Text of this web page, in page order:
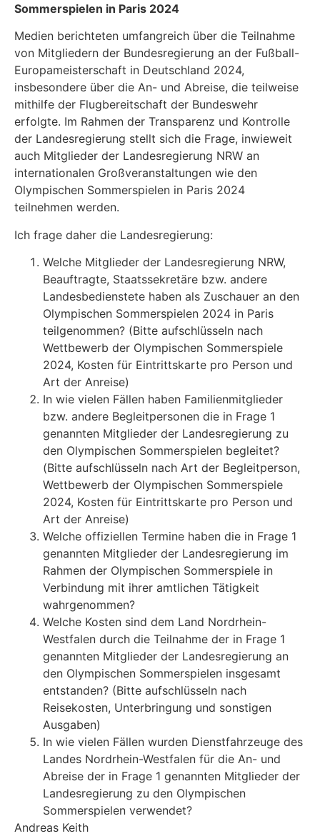
Sommerspielen in Paris 2024
Medien berichteten umfangreich über die Teilnahme
von Mitgliedern der Bundesregierung an der Fußball-
Europameisterschaft in Deutschland 2024,
insbesondere über die An- und Abreise, die teilweise
mithilfe der Flugbereitschaft der Bundeswehr
erfolgte. Im Rahmen der Transparenz und Kontrolle
der Landesregierung stellt sich die Frage, inwieweit
auch Mitglieder der Landesregierung NRW an
internationalen Großveranstaltungen wie den
Olympischen Sommerspielen in Paris 2024
teilnehmen werden.
Ich frage daher die Landesregierung:
Welche Mitglieder der Landesregierung NRW,
Beauftragte, Staatssekretäre bzw. andere
Landesbedienstete haben als Zuschauer an den
Olympischen Sommerspielen 2024 in Paris
teilgenommen? (Bitte aufschlüsseln nach
Wettbewerb der Olympischen Sommerspiele
2024, Kosten für Eintrittskarte pro Person und
Art der Anreise)
In wie vielen Fällen haben Familienmitglieder
bzw. andere Begleitpersonen die in Frage 1
genannten Mitglieder der Landesregierung zu
den Olympischen Sommerspielen begleitet?
(Bitte aufschlüsseln nach Art der Begleitperson,
Wettbewerb der Olympischen Sommerspiele
2024, Kosten für Eintrittskarte pro Person und
Art der Anreise)
Welche offiziellen Termine haben die in Frage 1
genannten Mitglieder der Landesregierung im
Rahmen der Olympischen Sommerspiele in
Verbindung mit ihrer amtlichen Tätigkeit
wahrgenommen?
Welche Kosten sind dem Land Nordrhein-
Westfalen durch die Teilnahme der in Frage 1
genannten Mitglieder der Landesregierung an
den Olympischen Sommerspielen insgesamt
entstanden? (Bitte aufschlüsseln nach
Reisekosten, Unterbringung und sonstigen
Ausgaben)
In wie vielen Fällen wurden Dienstfahrzeuge des
Landes Nordrhein-Westfalen für die An- und
Abreise der in Frage 1 genannten Mitglieder der
Landesregierung zu den Olympischen
Sommerspielen verwendet?
Andreas Keith